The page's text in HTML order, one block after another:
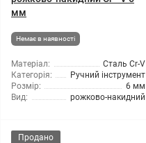
мм
Немає в наявності
Матеріал:
Сталь Cr-V
Категорія:
Ручний інструмент
Розмір:
6 мм
Вид:
рожково-накидний
Продано